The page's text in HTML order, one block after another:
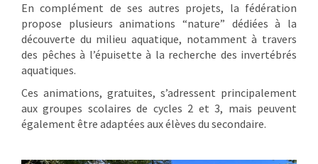
En complément de ses autres projets, la fédération
propose plusieurs animations “nature” dédiées à la
découverte du milieu aquatique, notamment à travers
des pêches à l’épuisette à la recherche des invertébrés
aquatiques.
Ces animations, gratuites, s’adressent principalement
aux groupes scolaires de cycles 2 et 3, mais peuvent
également être adaptées aux élèves du secondaire.